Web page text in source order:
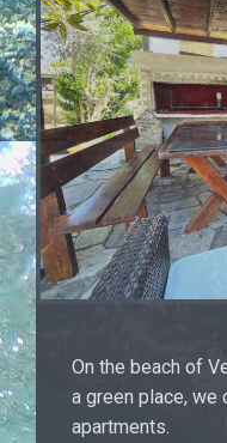
On the beach of
a green place, we
apartments.